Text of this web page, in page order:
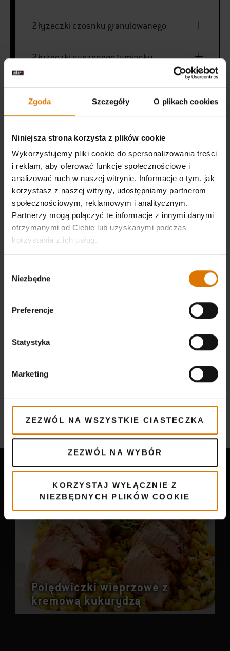
Zgoda Szczegóły O plikach cookies
Niniejsza strona korzysta z plików cookie
Wykorzystujemy pliki cookie do spersonalizowania treści
i reklam, aby oferować funkcje społecznościowe i
analizować ruch w naszej witrynie. Informacje o tym, jak
korzystasz z naszej witryny, udostępniamy partnerom
społecznościowym, reklamowym i analitycznym.
Partnerzy mogą połączyć te informacje z innymi danymi
otrzymanymi od Ciebie lub uzyskanymi podczas
korzystania z ich usług.
zgody
Niezbędne
Preferencje
Statystyka
Marketing
ZEZWÓL NA WSZYSTKIE CIASTECZKA
ZEZWÓL NA WYBÓR
KORZYSTAJ WYŁĄCZNIE Z
NIEZBĘDNYCH PLIKÓW COOKIE
2 łyżeczki czosnku granulowanego
2 łyżeczki suszonego tymianku
½ łyżeczki świeżo zmielonego czarnego
pieprzu
2 płaty młodych żeberek wieprzowych
(każdy o wadze około 910 g)
240 mililitry sosu BBQ
Więcej
Wieprzowina
przepisy
Polędwiczki wieprzowe z
kremową kukurydzą